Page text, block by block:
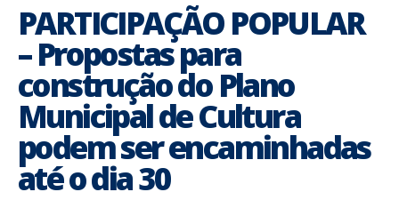
PARTICIPAÇÃO POPULAR
– Propostas para
construção do Plano
Municipal de Cultura
podem ser encaminhadas
até o dia 30